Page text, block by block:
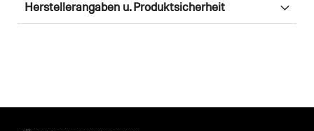
Herstellerangaben u. Produktsicherheit